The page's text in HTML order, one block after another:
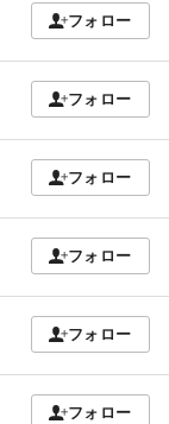
フォロー
フォロー
フォロー
フォロー
フォロー
フォロー